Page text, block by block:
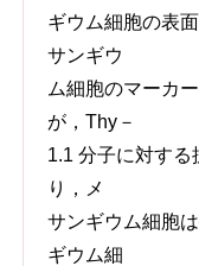
ギウム細胞の表
サンギウ
ム細胞のマーカ
が，Thy－
1.1 分子に対する
り，メ
サンギウム細胞
ギウム細